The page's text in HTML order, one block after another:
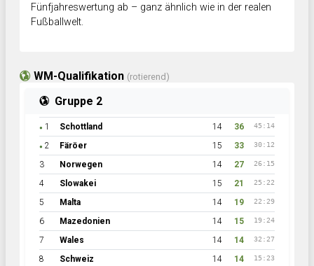
Fünfjahreswertung ab – ganz ähnlich wie in der realen
Fußballwelt.
WM-Qualifikation (rotierend)
Gruppe 2
● 1 Schottland 14 36 45:14
● 2 Färöer 15 33 30:12
3 Norwegen 14 27 26:15
4 Slowakei 15 21 25:22
5 Malta 14 19 22:29
6 Mazedonien 14 15 19:24
7 Wales 14 14 32:27
8 Schweiz 14 14 15:23